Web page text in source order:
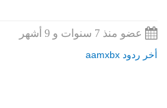
عضو منذ 7 سنوات و 9 أشهر
أخر ردود aamxbx